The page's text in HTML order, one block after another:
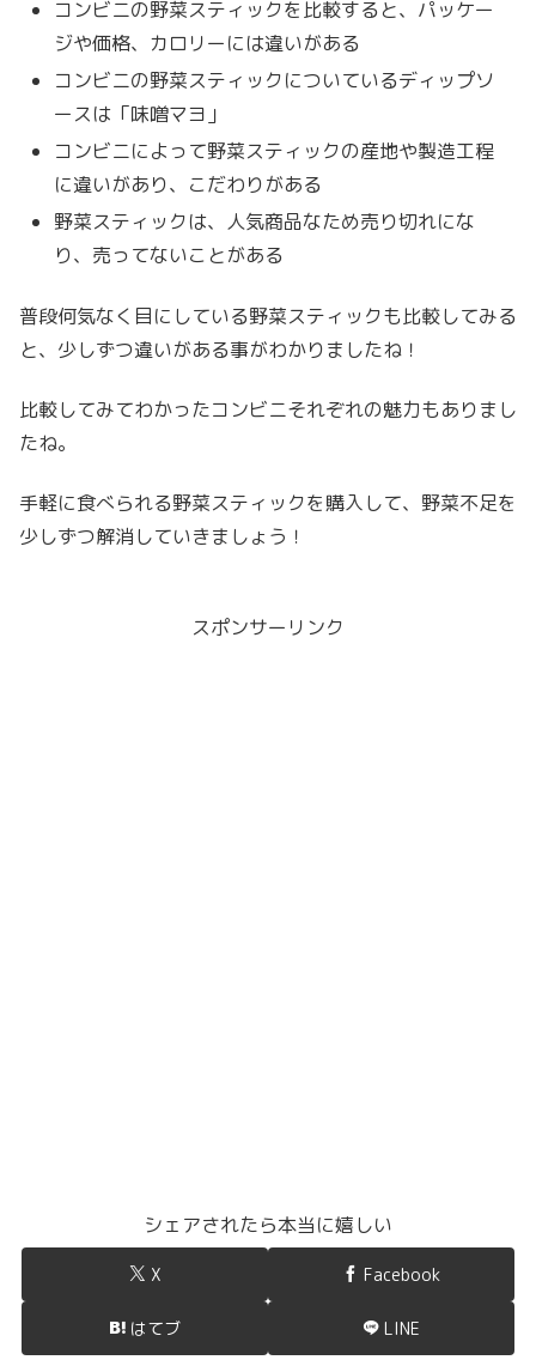
コンビニの野菜スティックを比較すると、パッケー
ジや価格、カロリーには違いがある
コンビニの野菜スティックについているディップソ
ースは「味噌マヨ」
コンビニによって野菜スティックの産地や製造工程
に違いがあり、こだわりがある
野菜スティックは、人気商品なため売り切れにな
り、売ってないことがある
普段何気なく目にしている野菜スティックも比較してみる
と、少しずつ違いがある事がわかりましたね！
比較してみてわかったコンビニそれぞれの魅力もありまし
たね。
手軽に食べられる野菜スティックを購入して、野菜不足を
少しずつ解消していきましょう！
スポンサーリンク
シェアされたら本当に嬉しい
X Facebook
はてブ LINE